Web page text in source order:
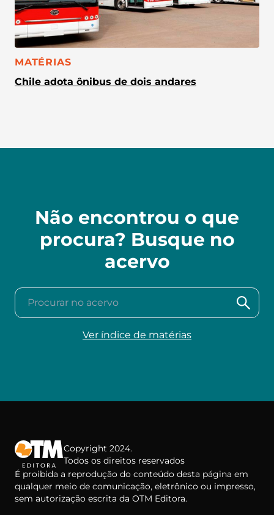
CATEGORIA:
MATÉRIAS
Chile adota ônibus de dois andares
Não encontrou o que
procura? Busque no
acervo
Procurar no acervo
Ver índice de matérias
Copyright 2024.
Todos os direitos reservados
É proibida a reprodução do conteúdo desta página em
qualquer meio de comunicação, eletrônico ou impresso,
sem autorização escrita da OTM Editora.